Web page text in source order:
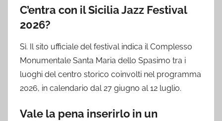
C’entra con il Sicilia Jazz Festival
2026?
Sì. Il sito ufficiale del festival indica il Complesso
Monumentale Santa Maria dello Spasimo tra i
luoghi del centro storico coinvolti nel programma
2026, in calendario dal 27 giugno al 12 luglio.
Vale la pena inserirlo in un